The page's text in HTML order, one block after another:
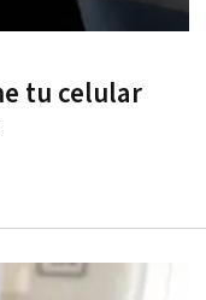
tu celular